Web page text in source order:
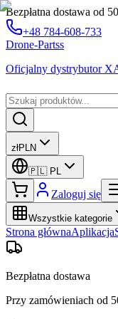
Bezpłatna dostawa od
+48 784-608-733
Drone-Partss
Oficjalny dystrybutor
złPLN
🇵🇱 PL
Zaloguj się
Wszystkie kategorie
Strona głównaAplikacja
Bezpłatna dostawa
Przy zamówieniach od